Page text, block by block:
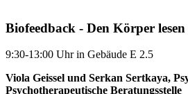
Biofeedback - Den Körper lesen
9:30-13:00 Uhr in Gebäude E 2.5
Viola Geissel und Serkan Sertkaya,
Psychotherapeutische Beratungsstelle